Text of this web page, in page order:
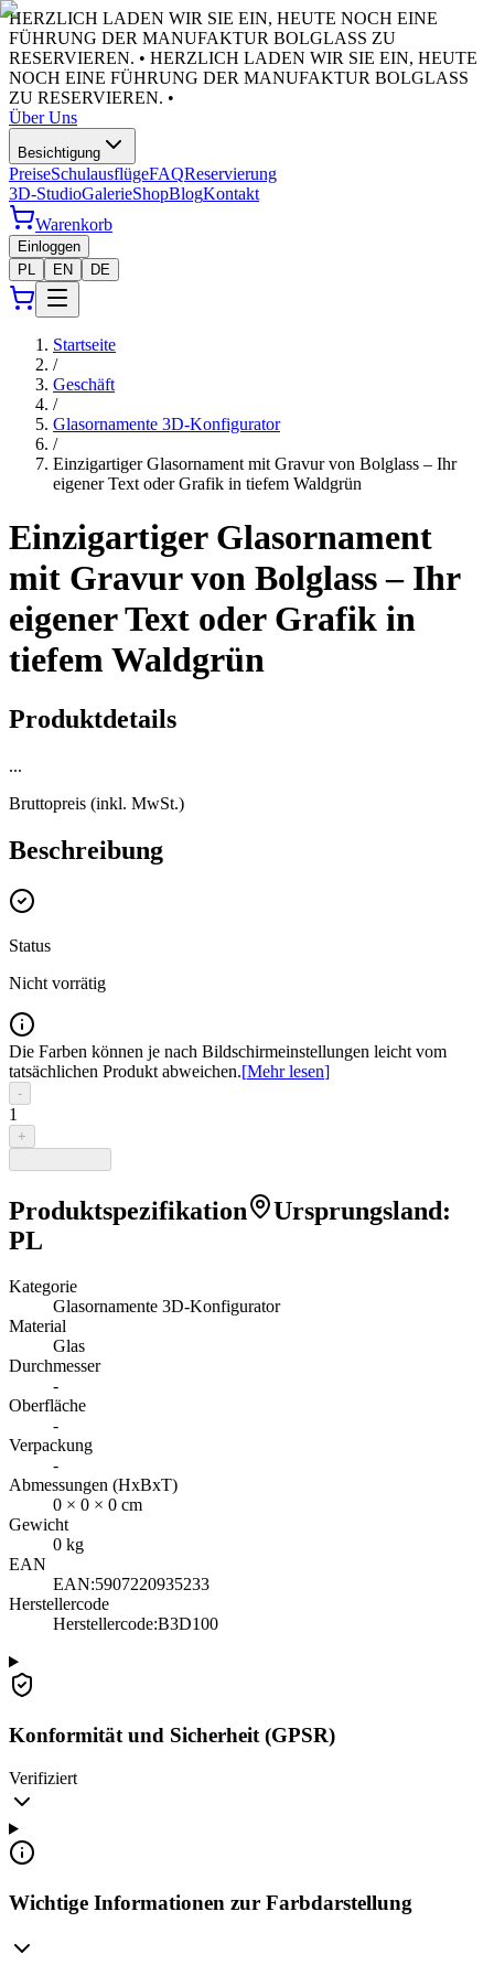
HERZLICH LADEN WIR SIE EIN, HEUTE NOCH EINE
FÜHRUNG DER MANUFAKTUR BOLGLASS ZU
RESERVIEREN. • HERZLICH LADEN WIR SIE EIN, HEUTE
NOCH EINE FÜHRUNG DER MANUFAKTUR BOLGLASS
ZU RESERVIEREN. •
Über Uns
Besichtigung
PreiseSchulausflügeFAQReservierung
3D-StudioGalerieShopBlogKontakt
Warenkorb
Einloggen
PL
EN DE
Startseite
/
Geschäft
/
Glasornamente 3D-Konfigurator
/
Einzigartiger Glasornament mit Gravur von Bolglass – Ihr
eigener Text oder Grafik in tiefem Waldgrün
Einzigartiger Glasornament
mit Gravur von Bolglass – Ihr
eigener Text oder Grafik in
tiefem Waldgrün
Produktdetails
...
Bruttopreis (inkl. MwSt.)
Beschreibung
Status
Nicht vorrätig
Die Farben können je nach Bildschirmeinstellungen leicht vom
tatsächlichen Produkt abweichen.[Mehr lesen]
-
1
+
Produktspezifikation Ursprungsland:
PL
Kategorie
Glasornamente 3D-Konfigurator
Material
Glas
Durchmesser
-
Oberfläche
-
Verpackung
-
Abmessungen (HxBxT)
0 × 0 × 0 cm
Gewicht
0 kg
EAN
EAN:5907220935233
Herstellercode
Herstellercode:B3D100
Konformität und Sicherheit (GPSR)
Verifiziert
Wichtige Informationen zur Farbdarstellung